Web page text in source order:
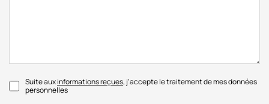
Suite auxinformations reçues, j'accepte le traitement de mes données
personnelles